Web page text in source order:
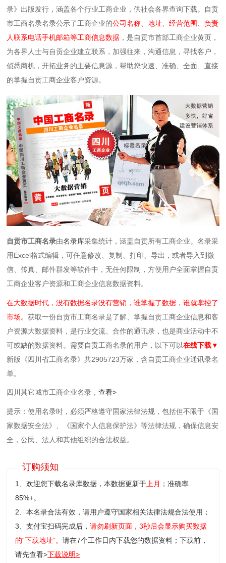
录》出版发行，涵盖各个行业工商企业，供社会各界查询下载。自贡
市工商名录名录公示了工商企业的公司名称、地址、经营范围、负责
人联系电话手机邮箱等工商信息数据 ，是自贡市首部工商企业黄页，
为各界人士与自贡企业建立联系，加强往来，沟通信息，寻找客户，
侦悉商机，开拓业务的主要信息源，帮助您快速、准确、全面、直接
的掌握自贡工商企业客户资源。
自贡市工商名录由名录库采集统计，涵盖自贡所有工商企业。名录采
用Excel格式编辑，可任意修改、复制、打印、导出，或者导入到微
信、传真、邮件群发等软件中，无任何限制，方便用户全面掌握自贡
工商企业客户资源和工商企业信息数据资料。
在大数据时代，没有数据名录没有营销，谁掌握了数据，谁就掌控了
市场。获取一份自贡市工商名录是了解、掌握自贡工商企业信息和客
户资源大数据资料，是行业交流、合作的通讯录，也是商业活动中不
可或缺的数据资料。需要自贡工商名录的用户，以下可以在线下载▼
新版《四川省工商名录》共2905723万家，含自贡工商企业通讯录名
单。
四川其它城市工商企业名录，查看>
提示：使用名录时，必须严格遵守国家法律法规，包括但不限于《国
家数据安全法》、《国家个人信息保护法》等‌法律法规，确保信息安
全，公民、法人和其他组织的合法权益。
订购须知
1、欢迎您下载名录库数据，本数据更新于 上月 ；准确率
85%+。
2、本名录合法有效，请用户遵守国家相关法律法规合法使用；
3、支付宝扫码完成后，请勿刷新页面，3秒后会显示购买数据
的“下载地址”。请在7个工作日内下载您的数据资料；下载前，
请先查看>下载说明>